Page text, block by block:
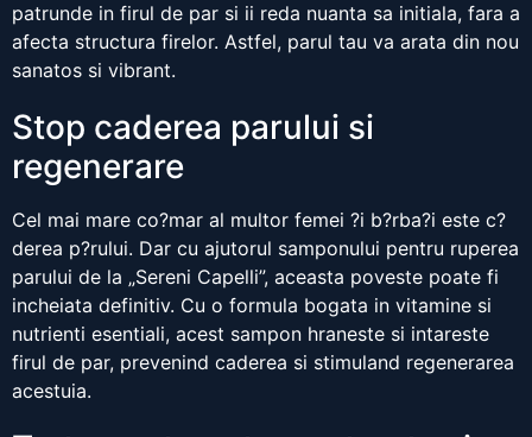
patrunde in firul de par si ii reda nuanta sa initiala, fara a
afecta structura firelor. Astfel, parul tau va arata din nou
sanatos si vibrant.
Stop caderea parului si
regenerare
Cel mai mare co?mar al multor femei ?i b?rba?i este c?
derea p?rului. Dar cu ajutorul samponului pentru ruperea
parului de la „Sereni Capelli”, aceasta poveste poate fi
incheiata definitiv. Cu o formula bogata in vitamine si
nutrienti esentiali, acest sampon hraneste si intareste
firul de par, prevenind caderea si stimuland regenerarea
acestuia.